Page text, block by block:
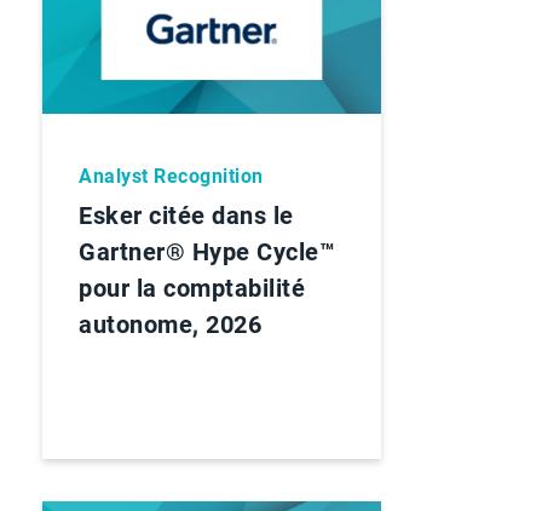
Analyst Recognition
Esker citée dans le
Gartner® Hype Cycle™
pour la comptabilité
autonome, 2026